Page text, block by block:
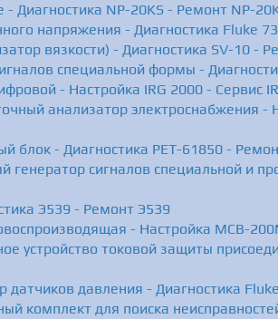
NP-20KS - Ремонт NP-
напряжения - Диагностика Fluke
вязкости) - Диагностика SV-10 -
специальной формы -
- Настройка IRG 2000 - Сервис
анализатор электроснабжения -
блок - Диагностика РЕТ-61850 -
сигналов специальной и
Э539 - Ремонт Э539
- Настройка МСВ-
устройство токовой защиты
давления - Диагностика
комплект для поиска